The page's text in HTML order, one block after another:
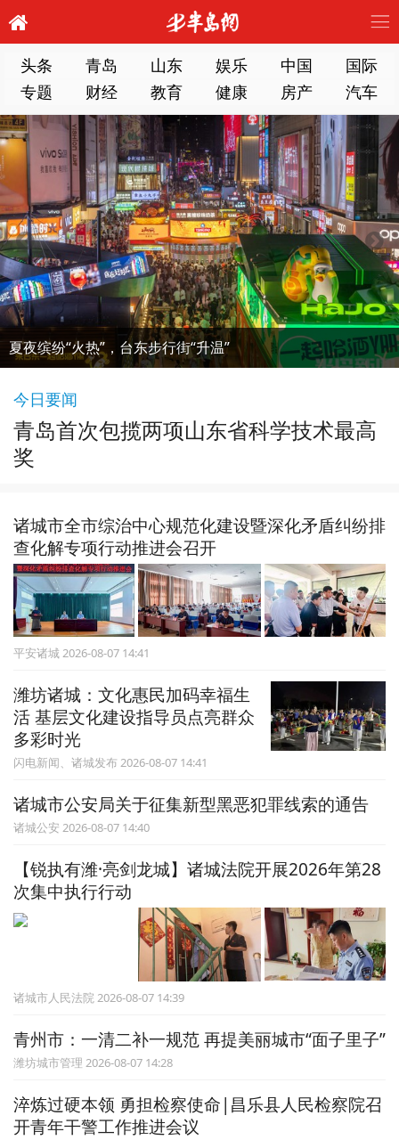
头条 青岛 山东 娱乐 中国
国际
专题
财经 教育 健康 房产 汽车
夏夜缤纷“火热”，台东步行街“升温”
今日要闻
青岛首次包揽两项山东省科学技术最高
奖
诸城市全市综治中心规范化建设暨深化矛盾纠纷排
查化解专项行动推进会召开
平安诸城 2026-08-07 14:41
潍坊诸城：文化惠民加码幸福生
活 基层文化建设指导员点亮群众
多彩时光
闪电新闻、诸城发布 2026-08-07 14:41
诸城市公安局关于征集新型黑恶犯罪线索的通告
诸城公安 2026-08-07 14:40
【锐执有潍·亮剑龙城】诸城法院开展2026年第28
次集中执行行动
诸城市人民法院 2026-08-07 14:39
青州市：一清二补一规范 再提美丽城市“面子里子”
潍坊城市管理 2026-08-07 14:28
淬炼过硬本领 勇担检察使命|昌乐县人民检察院召
开青年干警工作推进会议